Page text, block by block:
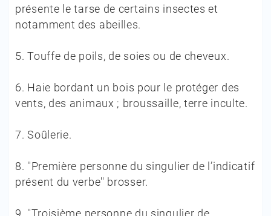
présente le tarse de certains insectes et
notamment des abeilles.
5.Touffe de poils, de soies ou de cheveux.
6. Haie bordant un bois pour le protéger des
vents, des animaux ; broussaille, terre inculte.
7.Soûlerie.
8. ''Première personne du singulier de l’indicatif
présent du verbe'' brosser.
9. ''Troisième personne du singulier de